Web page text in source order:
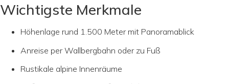
Wichtigste Merkmale
Höhenlage rund 1.500 Meter mit Panoramablick
Anreise per Wallbergbahn oder zu Fuß
Rustikale alpine Innenräume